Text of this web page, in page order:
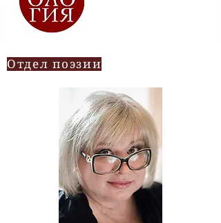
Отдел поэзии